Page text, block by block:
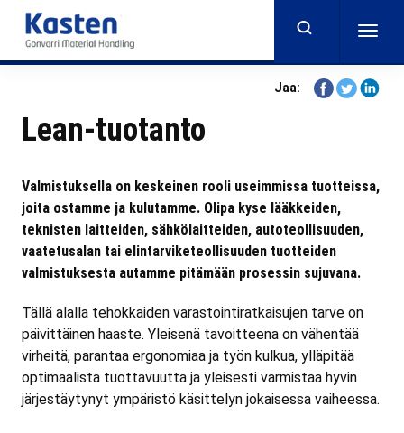
main
content
Jaa:
ShareShareShare
Lean-tuotanto
Valmistuksella on keskeinen rooli useimmissa tuotteissa,
joita ostamme ja kulutamme. Olipa kyse lääkkeiden,
teknisten laitteiden, sähkölaitteiden, autoteollisuuden,
vaatetusalan tai elintarviketeollisuuden tuotteiden
valmistuksesta autamme pitämään prosessin sujuvana.
Tällä alalla tehokkaiden varastointiratkaisujen tarve on
päivittäinen haaste. Yleisenä tavoitteena on vähentää
virheitä, parantaa ergonomiaa ja työn kulkua, ylläpitää
optimaalista tuottavuutta ja yleisesti varmistaa hyvin
järjestäytynyt ympäristö käsittelyn jokaisessa vaiheessa.